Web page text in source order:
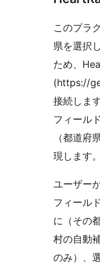
このプラ
県を選択
ため、
(https://
接続しま
フィール
（都道府
現します。
ユーザー
フィール
に（その
村の自動
のみ）、